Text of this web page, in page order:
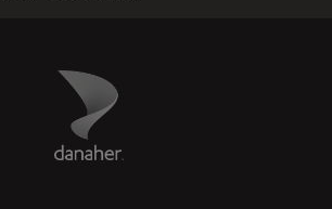
Danaher Logo